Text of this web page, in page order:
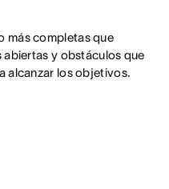
más completas que
y obstáculos que
alcanzar los objetivos.